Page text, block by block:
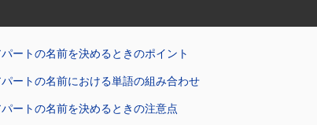
ートの名前を決めるときのポイント
ートの名前における単語の組み合わせ
ートの名前を決めるときの注意点